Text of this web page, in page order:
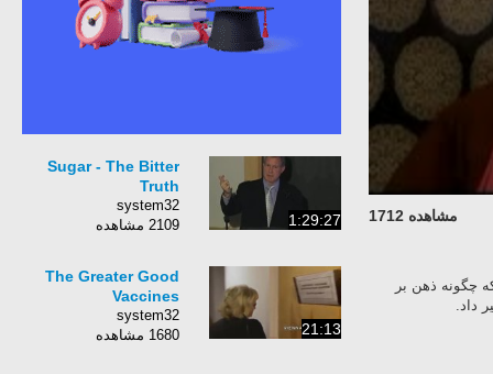
مشاهده 1712
چگونه ذهن بر
داد.
1:29:27
Sugar - The Bitter
Truth
system32
2109 مشاهده
21:13
The Greater Good
Vaccines
system32
1680 مشاهده